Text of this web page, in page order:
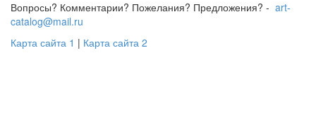
Вопросы? Комментарии? Пожелания? Предложения? - art-
catalog@mail.ru
Карта сайта 1 | Карта сайта 2